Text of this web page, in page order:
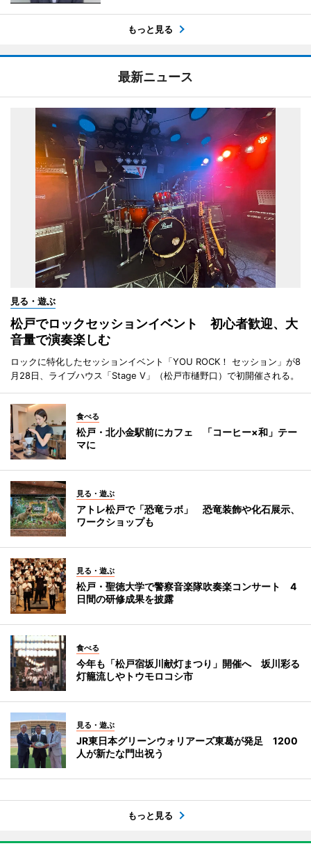
もっと見る
最新ニュース
見る・遊ぶ
松戸でロックセッションイベント 初心者歓迎、大
音量で演奏楽しむ
ロックに特化したセッションイベント「YOU ROCK！ セッション」が8
月28日、ライブハウス「Stage V」（松戸市樋野口）で初開催される。
食べる
松戸・北小金駅前にカフェ 「コーヒー×和」テー
マに
見る・遊ぶ
アトレ松戸で「恐竜ラボ」 恐竜装飾や化石展示、
ワークショップも
見る・遊ぶ
松戸・聖徳大学で警察音楽隊吹奏楽コンサート 4
日間の研修成果を披露
食べる
今年も「松戸宿坂川献灯まつり」開催へ 坂川彩る
灯籠流しやトウモロコシ市
見る・遊ぶ
JR東日本グリーンウォリアーズ東葛が発足 1200
人が新たな門出祝う
もっと見る